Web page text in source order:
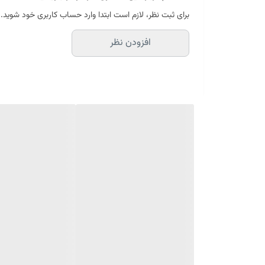
رایحه اولیه: ترنج
رایحه میانی: اسطوخودوس، جوز، بادیان ختایی، فلفل
رایحه پایه: وانیل، آمبروکسان
برای ثبت نظر، لازم است ابتدا وارد حساب کاربری خود شوید.
افزودن نظر